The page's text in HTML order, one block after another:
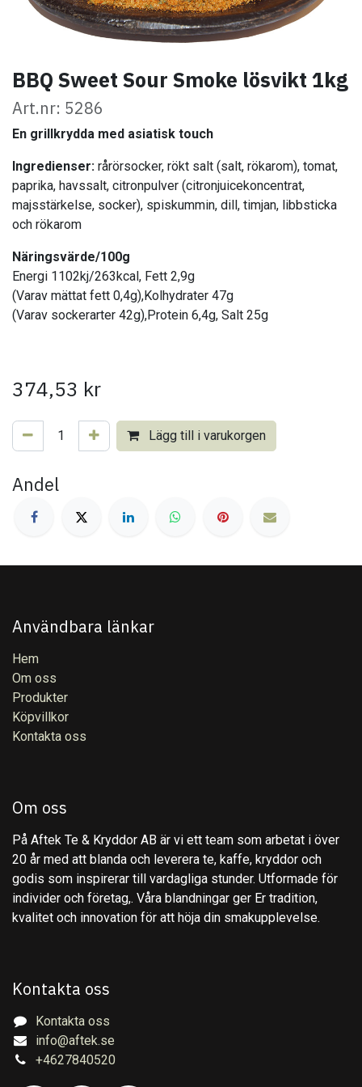
BBQ Sweet Sour Smoke lösvikt 1kg
Art.nr: 5286
En grillkrydda med asiatisk touch
Ingredienser: rårörsocker, rökt salt (salt, rökarom), tomat,
paprika, havssalt, citronpulver (citronjuicekoncentrat,
majsstärkelse, socker), spiskummin, dill, timjan, libbsticka
och rökarom
Näringsvärde/100g
Energi 1102kj/263kcal, Fett 2,9g
(Varav mättat fett 0,4g),Kolhydrater 47g
(Varav sockerarter 42g),Protein 6,4g, Salt 25g
374,53 kr
Lägg till i varukorgen
Andel
Användbara länkar
Hem
Om oss
Produkter
Köpvillkor
Kontakta oss
Om oss
På Aftek Te & Kryddor AB är vi ett team som arbetat i över
20 år med att blanda och leverera te, kaffe, kryddor och
godis som inspirerar till vardagliga stunder. Utformade för
individer och företag,. Våra blandningar ger Er tradition,
kvalitet och innovation för att höja din smakupplevelse.
Kontakta oss
Kontakta oss
info@aftek.se
+4627840520